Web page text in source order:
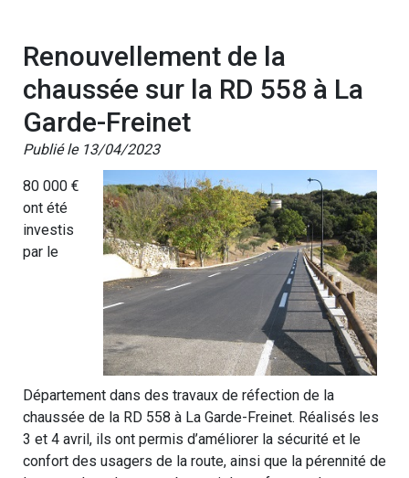
Renouvellement de la
chaussée sur la RD 558 à La
Garde-Freinet
Publié le 13/04/2023
80 000 €
ont été
investis
par le
Département dans des travaux de réfection de la
chaussée de la RD 558 à La Garde-Freinet. Réalisés les
3 et 4 avril, ils ont permis d’améliorer la sécurité et le
confort des usagers de la route, ainsi que la pérennité de